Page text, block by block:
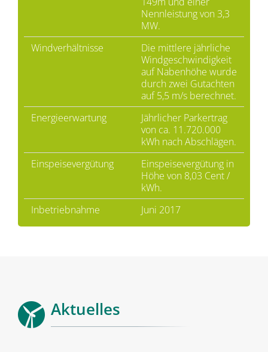
Nennleistung von 3,3
MW.
Windverhältnisse
Die mittlere jährliche
Windgeschwindigkeit
auf Nabenhöhe wurde
durch zwei Gutachten
auf 5,5 m/s berechnet.
Energieerwartung
Jährlicher Parkertrag
von ca. 11.720.000
kWh nach Abschlägen.
Einspeisevergütung
Einspeisevergütung in
Höhe von 8,03 Cent /
kWh.
Inbetriebnahme
Juni 2017
Aktuelles